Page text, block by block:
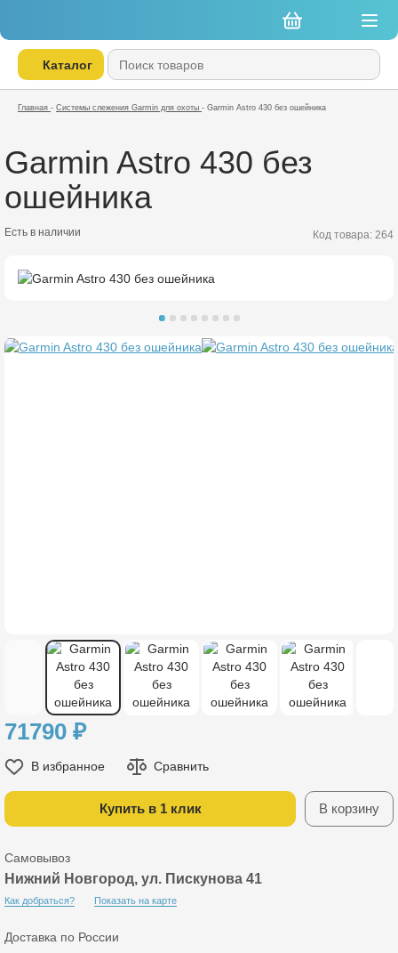
Каталог
Главная - Системы слежения Garmin для охоты - Garmin Astro 430 без ошейника
Garmin Astro 430 без
ошейника
Есть в наличии Код товара: 264
71790 ₽
Купить в 1 клик В корзину
В избранное Сравнить
Самовывоз
Нижний Новгород, ул. Пискунова 41
Как добраться? Показать на карте
Доставка по России